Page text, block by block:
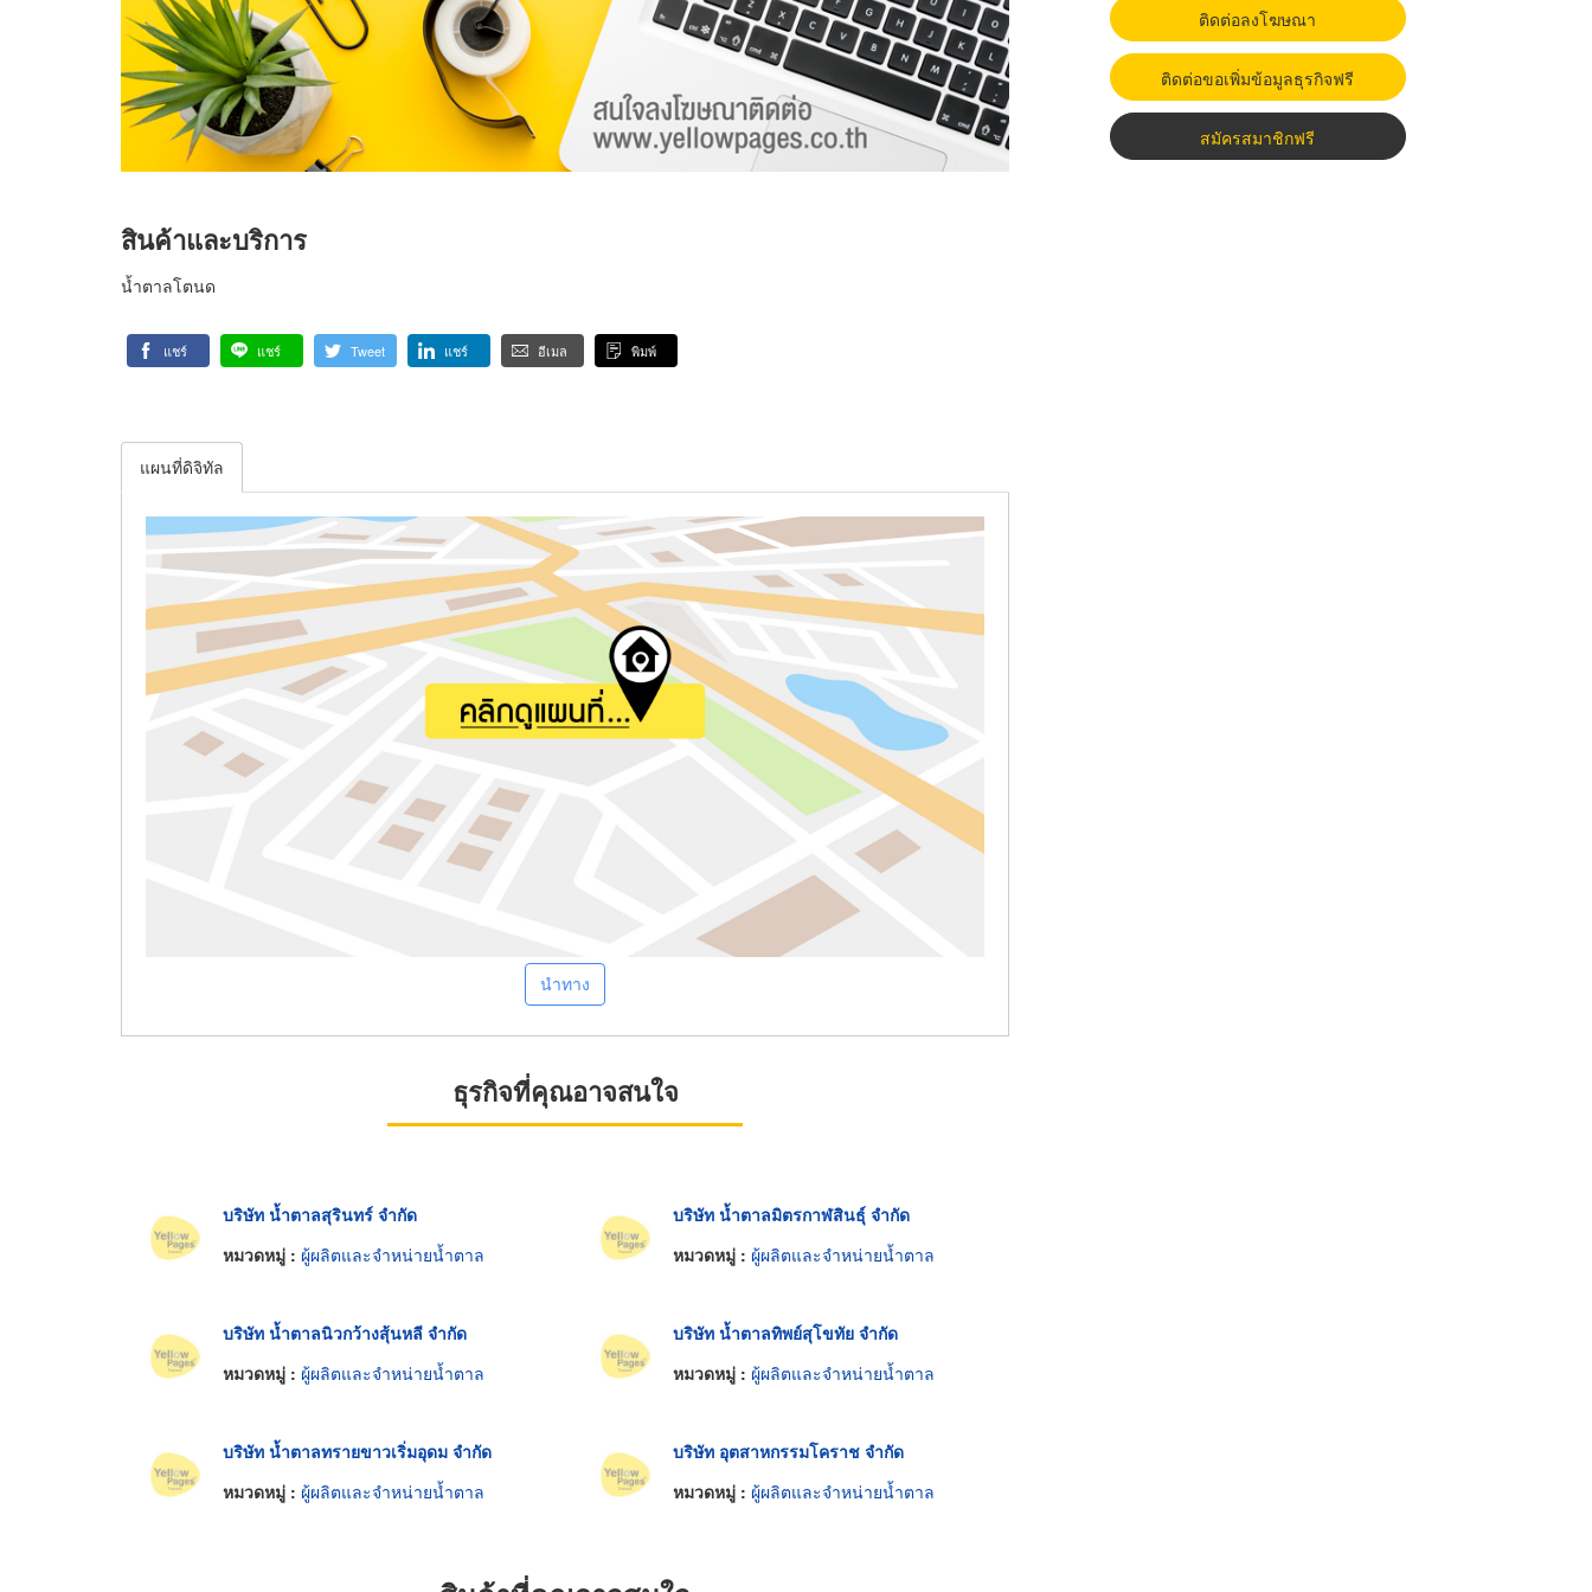
สินค้าและบริการ
น้ำตาลโตนด
แชร์ แชร์ Tweet แชร์ อีเมล พิมพ์
แผนที่ดิจิทัล
นำทาง
ธุรกิจที่คุณอาจสนใจ
บริษัท น้ำตาลสุรินทร์ จำกัด
หมวดหมู่ : ผู้ผลิตและจำหน่ายน้ำตาล
บริษัท น้ำตาลมิตรกาฬสินธุ์ จำกัด
หมวดหมู่ : ผู้ผลิตและจำหน่ายน้ำตาล
บริษัท น้ำตาลนิวกว้างสุ้นหลี จำกัด
หมวดหมู่ : ผู้ผลิตและจำหน่ายน้ำตาล
บริษัท น้ำตาลทิพย์สุโขทัย จำกัด
หมวดหมู่ : ผู้ผลิตและจำหน่ายน้ำตาล
บริษัท น้ำตาลทรายขาวเริ่มอุดม จำกัด
หมวดหมู่ : ผู้ผลิตและจำหน่ายน้ำตาล
บริษัท อุตสาหกรรมโคราช จำกัด
หมวดหมู่ : ผู้ผลิตและจำหน่ายน้ำตาล
ติดต่อลงโฆษณา
ติดต่อขอเพิ่มข้อมูลธุรกิจฟรี
สมัครสมาชิกฟรี